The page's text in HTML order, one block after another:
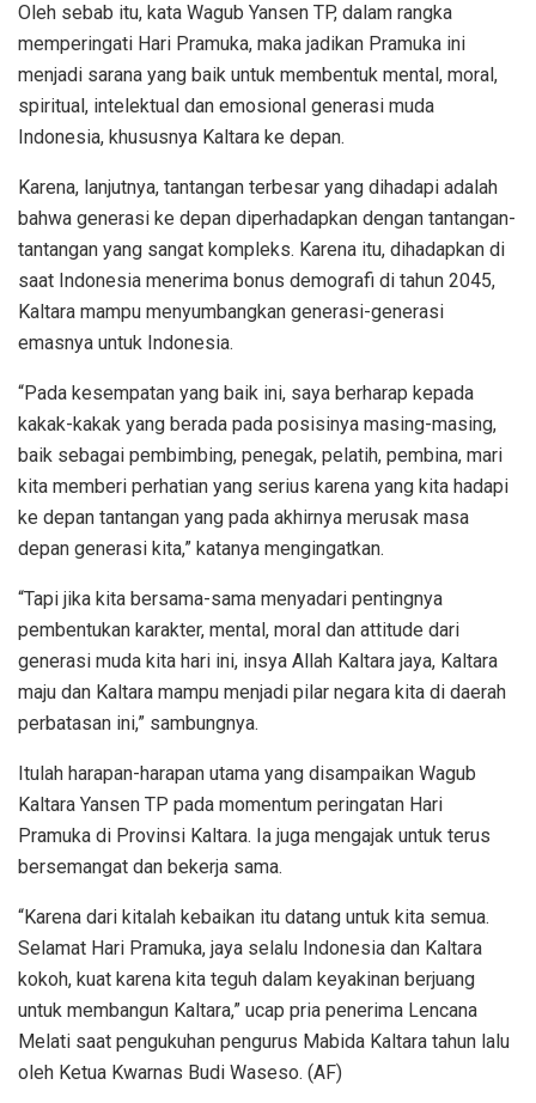
Oleh sebab itu, kata Wagub Yansen TP, dalam rangka
memperingati Hari Pramuka, maka jadikan Pramuka ini
menjadi sarana yang baik untuk membentuk mental, moral,
spiritual, intelektual dan emosional generasi muda
Indonesia, khususnya Kaltara ke depan.
Karena, lanjutnya, tantangan terbesar yang dihadapi adalah
bahwa generasi ke depan diperhadapkan dengan tantangan-
tantangan yang sangat kompleks. Karena itu, dihadapkan di
saat Indonesia menerima bonus demografi di tahun 2045,
Kaltara mampu menyumbangkan generasi-generasi
emasnya untuk Indonesia.
“Pada kesempatan yang baik ini, saya berharap kepada
kakak-kakak yang berada pada posisinya masing-masing,
baik sebagai pembimbing, penegak, pelatih, pembina, mari
kita memberi perhatian yang serius karena yang kita hadapi
ke depan tantangan yang pada akhirnya merusak masa
depan generasi kita,” katanya mengingatkan.
“Tapi jika kita bersama-sama menyadari pentingnya
pembentukan karakter, mental, moral dan attitude dari
generasi muda kita hari ini, insya Allah Kaltara jaya, Kaltara
maju dan Kaltara mampu menjadi pilar negara kita di daerah
perbatasan ini,” sambungnya.
Itulah harapan-harapan utama yang disampaikan Wagub
Kaltara Yansen TP pada momentum peringatan Hari
Pramuka di Provinsi Kaltara. Ia juga mengajak untuk terus
bersemangat dan bekerja sama.
“Karena dari kitalah kebaikan itu datang untuk kita semua.
Selamat Hari Pramuka, jaya selalu Indonesia dan Kaltara
kokoh, kuat karena kita teguh dalam keyakinan berjuang
untuk membangun Kaltara,” ucap pria penerima Lencana
Melati saat pengukuhan pengurus Mabida Kaltara tahun lalu
oleh Ketua Kwarnas Budi Waseso. (AF)